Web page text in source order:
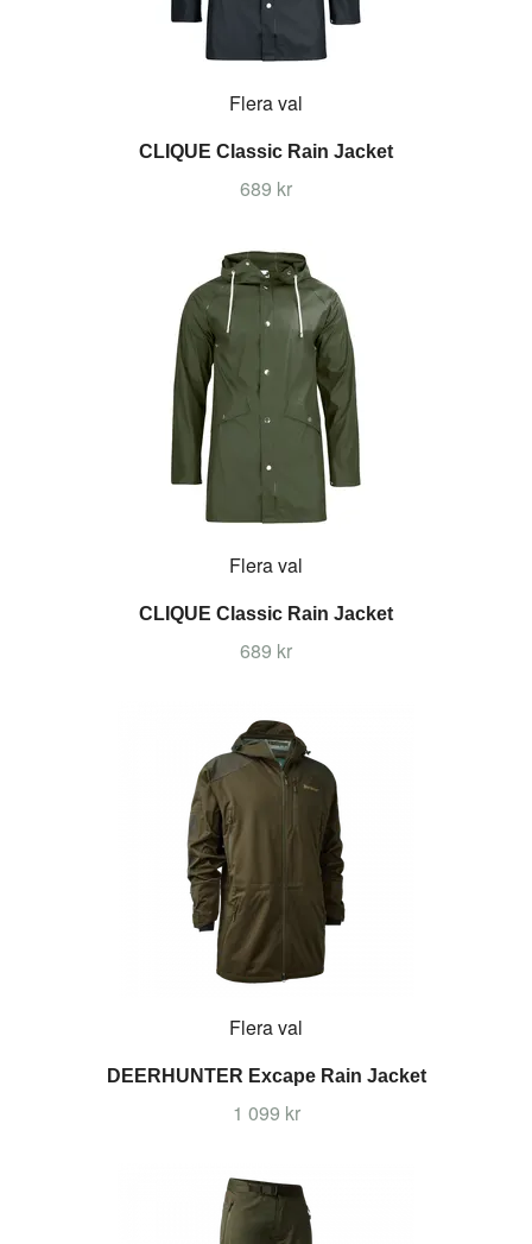
Flera val
CLIQUE Classic Rain Jacket
689 kr
Flera val
CLIQUE Classic Rain Jacket
689 kr
Flera val
DEERHUNTER Excape Rain Jacket
1 099 kr